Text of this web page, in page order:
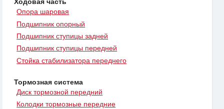
Опора шаровая
Подшипник опорный
Подшипник ступицы задней
Подшипник ступицы передней
Стойка стабилизатора переднего
Тормозная система
Диск тормозной передний
Колодки тормозные передние